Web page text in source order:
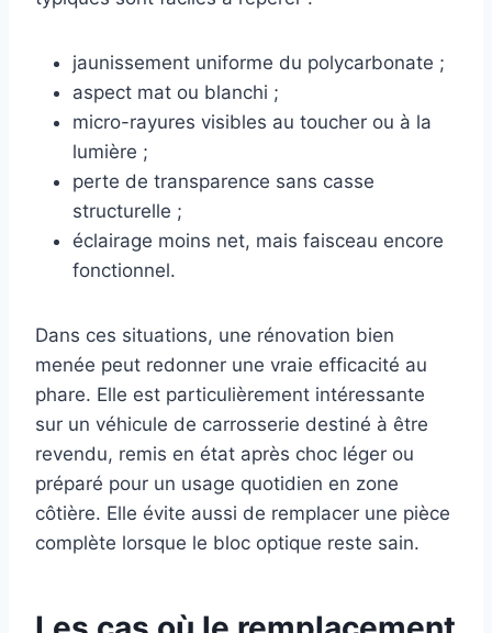
jaunissement uniforme du polycarbonate ;
aspect mat ou blanchi ;
micro-rayures visibles au toucher ou à la
lumière ;
perte de transparence sans casse
structurelle ;
éclairage moins net, mais faisceau encore
fonctionnel.
Dans ces situations, une rénovation bien
menée peut redonner une vraie efficacité au
phare. Elle est particulièrement intéressante
sur un véhicule de carrosserie destiné à être
revendu, remis en état après choc léger ou
préparé pour un usage quotidien en zone
côtière. Elle évite aussi de remplacer une pièce
complète lorsque le bloc optique reste sain.